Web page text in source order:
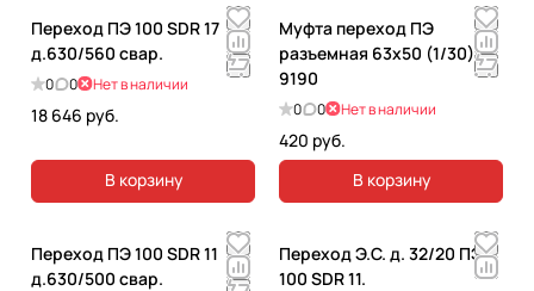
Переход ПЭ 100 SDR 17
д.630/560 свар.
0 0 Нет в наличии
18 646 руб.
В корзину
Муфта переход ПЭ
разъемная 63х50 (1/30) .
9190
0 0 Нет в наличии
420 руб.
В корзину
Переход ПЭ 100 SDR 11
д.630/500 свар.
Переход Э.С. д. 32/20 ПЭ
100 SDR 11.